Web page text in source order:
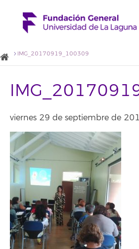
IMG_20170919_100309
viernes 29 de septiembre de